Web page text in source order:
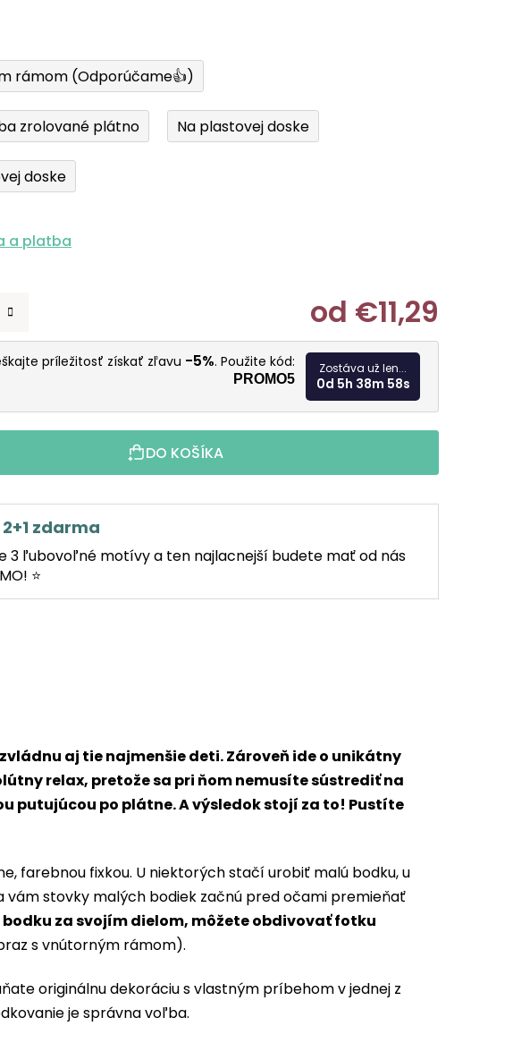
rámom (Odporúčame👍)
zrolované plátno Na plastovej doske
doske
a platba
od €11,29
príležitosť získať zľavu -5%. Použite kód:
PROMO5
Zostáva už len...
0d 5h 38m 57s
DO KOŠÍKA
zdarma
3 ľubovoľné motívy a ten najlacnejší budete mať od nás
⭐
aj tie najmenšie deti. Zároveň ide o unikátny
relax, pretože sa pri ňom nemusíte sústrediť na
putujúcou po plátne. A výsledok stojí za to! Pustíte
farebnou fixkou. U niektorých stačí urobiť malú bodku, u
stovky malých bodiek začnú pred očami premieňať
za svojím dielom, môžete obdivovať fotku
s vnútorným rámom).
originálnu dekoráciu s vlastným príbehom v jednej z
je správna voľba.